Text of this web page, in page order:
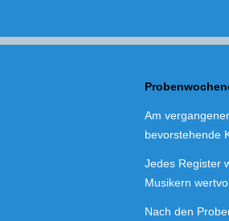
Am
bevorstehende
Jedes Register
Musikern
Nach den